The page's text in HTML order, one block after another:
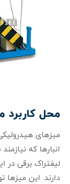
محل کاربرد
میز‌های
انبارها که
لیفتراک برقی در
دارند. این میز‌ها